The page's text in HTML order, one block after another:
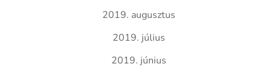
2019. augusztus
2019. július
2019. június